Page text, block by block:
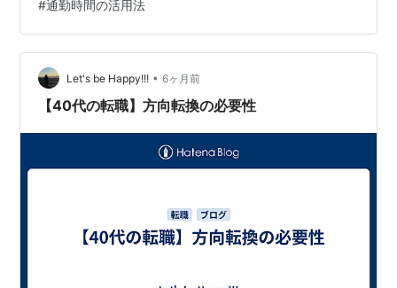
ら疲れるし…。 「これはさすがに何とかしないと疲弊し
てしまうぞ」と思い、これを機に通勤バッグやポーチ、
整理収納グッズを全部見直すことにしました。 そして、
どうせなら、この“通…
#通勤時間の活用法
Let's be Happy!!! • 6ヶ月前
【40代の転職】方向転換の必要性